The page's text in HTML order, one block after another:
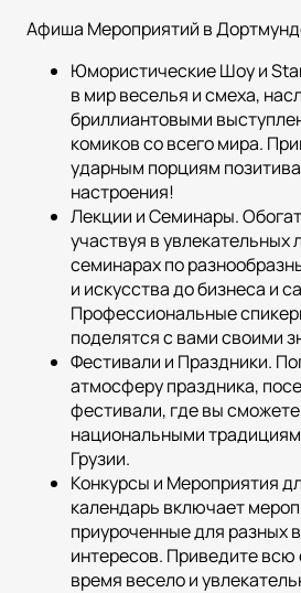
Афиша Мероприятий в
Юмористические Шоу и
в мир веселья и смеха,
бриллиантовыми
комиков со всего мира.
ударным порциям
настроения!
Лекции и Семинары.
участвуя в увлекательных
семинарах по
и искусства до бизнеса и
Профессиональные
поделятся с вами своими
Фестивали и Праздники.
атмосферу праздника,
фестивали, где вы
национальными
Грузии.
Конкурсы и Мероприятия
календарь включает
приуроченные для разных
интересов. Приведите
время весело и